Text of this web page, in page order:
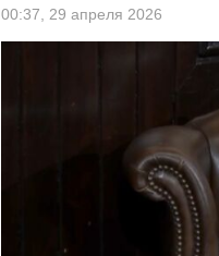
00:37, 29 апреля 2026